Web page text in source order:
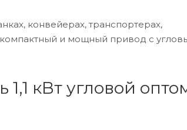
конвейерах, транспортерах,
компактный и мощный привод с
кВт угловой